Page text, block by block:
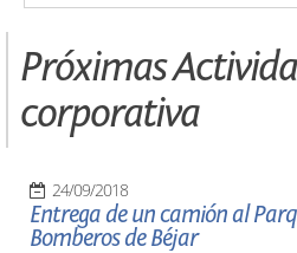
Próximas
corporativa
24/09/2018
Entrega de un camión al
Bomberos de Béjar